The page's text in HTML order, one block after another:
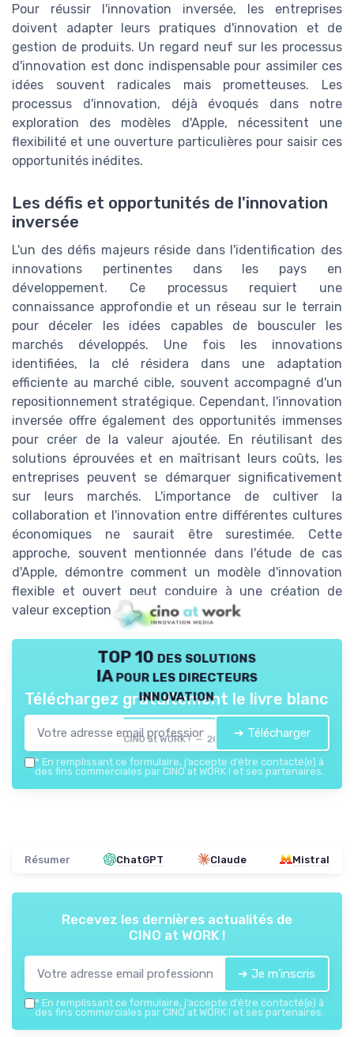
Pour réussir l'innovation inversée, les entreprises
doivent adapter leurs pratiques d'innovation et de
gestion de produits. Un regard neuf sur les processus
d'innovation est donc indispensable pour assimiler ces
idées souvent radicales mais prometteuses. Les
processus d'innovation, déjà évoqués dans notre
exploration des modèles d'Apple, nécessitent une
flexibilité et une ouverture particulières pour saisir ces
opportunités inédites.
Les défis et opportunités de l'innovation
inversée
L'un des défis majeurs réside dans l'identification des
innovations pertinentes dans les pays en
développement. Ce processus requiert une
connaissance approfondie et un réseau sur le terrain
pour déceler les idées capables de bousculer les
marchés développés. Une fois les innovations
identifiées, la clé résidera dans une adaptation
efficiente au marché cible, souvent accompagné d'un
repositionnement stratégique. Cependant, l'innovation
inversée offre également des opportunités immenses
pour créer de la valeur ajoutée. En réutilisant des
solutions éprouvées et en maîtrisant leurs coûts, les
entreprises peuvent se démarquer significativement
sur leurs marchés. L'importance de cultiver la
collaboration et l'innovation entre différentes cultures
économiques ne saurait être surestimée. Cette
approche, souvent mentionnée dans l'étude de cas
d'Apple, démontre comment un modèle d'innovation
flexible et ouvert peut conduire à une création de
valeur exceptionnelle.
TOP 10 des solutions
IA pour les directeurs
innovation
CINO at WORK ! — 2026
Téléchargez gratuitement le livre blanc
➔ Télécharger
* En remplissant ce formulaire, j’accepte d’être contacté(e) à
des fins commerciales par CINO at WORK ! et ses partenaires.
Résumer ChatGPT Claude Mistral
Recevez les dernières actualités de
CINO at WORK !
➔ Je m'inscris
* En remplissant ce formulaire, j’accepte d’être contacté(e) à
des fins commerciales par CINO at WORK ! et ses partenaires.